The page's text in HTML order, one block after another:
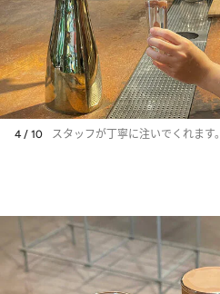
4 / 10 スタッフが丁寧に注いでくれます。